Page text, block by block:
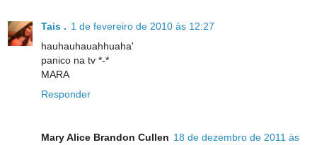
Tais . 1 de fevereiro de 2010 às 12:27
hauhauhauahhuaha'
panico na tv *-*
MARA
Responder
Mary Alice Brandon Cullen 18 de dezembro de 2011 às